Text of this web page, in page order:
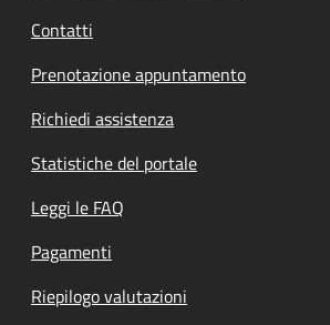
Contatti
Prenotazione appuntamento
Richiedi assistenza
Statistiche del portale
Leggi le FAQ
Pagamenti
Riepilogo valutazioni